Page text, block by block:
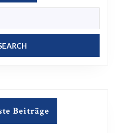
Beiträge